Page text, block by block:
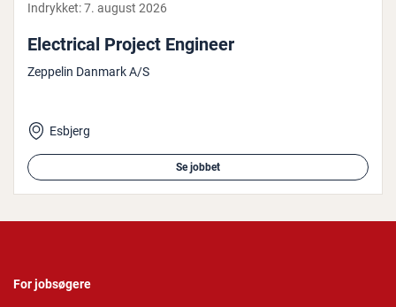
Indrykket:7. august 2026
Electri­cal Project Engineer
Zeppelin Danmark A/S
Esbjerg
Se jobbet
For jobsøgere